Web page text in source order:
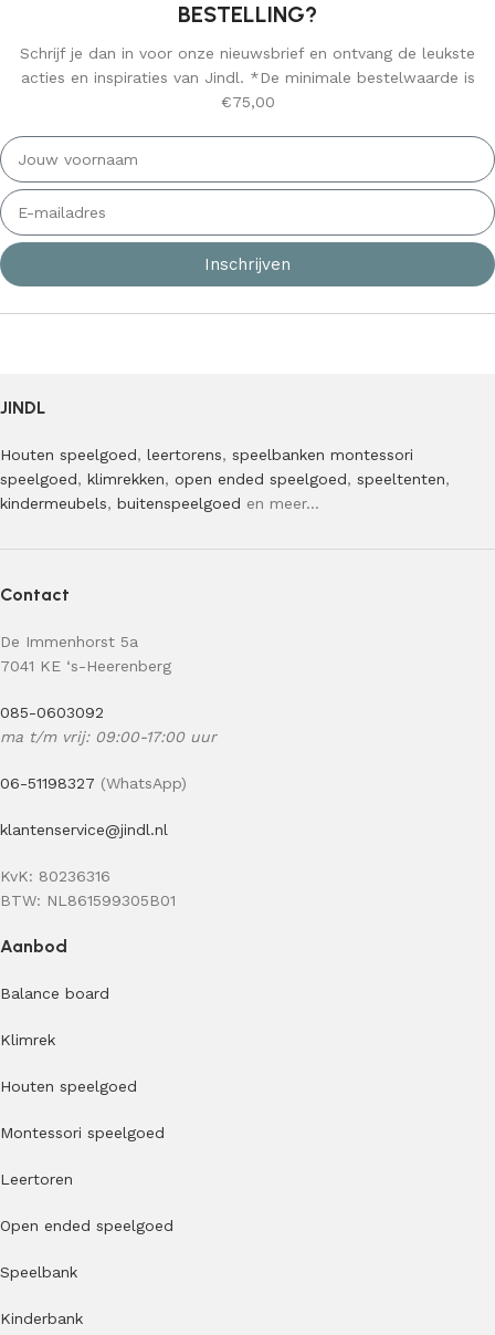
BESTELLING?
Schrijf je dan in voor onze nieuwsbrief en ontvang de leukste
acties en inspiraties van Jindl. *De minimale bestelwaarde is
€75,00
Inschrijven
JINDL
Houten speelgoed, leertorens, speelbanken montessori
speelgoed, klimrekken, open ended speelgoed, speeltenten,
kindermeubels, buitenspeelgoed en meer…
Contact
De Immenhorst 5a
7041 KE ‘s-Heerenberg
085-0603092
ma t/m vrij: 09:00-17:00 uur
06-51198327 (WhatsApp)
klantenservice@jindl.nl
KvK: 80236316
BTW: NL861599305B01
Aanbod
Balance board
Klimrek
Houten speelgoed
Montessori speelgoed
Leertoren
Open ended speelgoed
Speelbank
Kinderbank